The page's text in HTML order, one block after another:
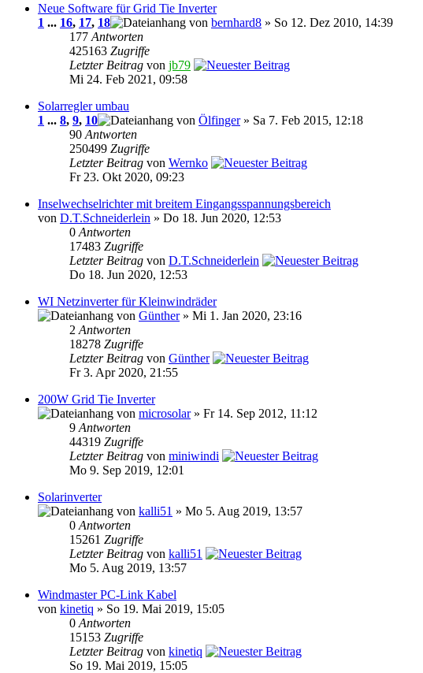
Neue Software für Grid Tie Inverter
1 ... 16, 17, 18 von bernhard8 » So 12. Dez 2010, 14:39
177 Antworten
425163 Zugriffe
Letzter Beitrag von jb79
Mi 24. Feb 2021, 09:58
Solarregler umbau
1 ... 8, 9, 10 von Ölfinger» Sa 7. Feb 2015, 12:18
90 Antworten
250499 Zugriffe
Letzter Beitrag von Wernko
Fr 23. Okt 2020, 09:23
Inselwechselrichter mit breitem Eingangsspannungsbereich
von D.T.Schneiderlein » Do 18. Jun 2020, 12:53
0 Antworten
17483 Zugriffe
Letzter Beitrag von D.T.Schneiderlein
Do 18. Jun 2020, 12:53
WI Netzinverter für Kleinwindräder
von Günther» Mi 1. Jan 2020, 23:16
2 Antworten
18278 Zugriffe
Letzter Beitrag von Günther
Fr 3. Apr 2020, 21:55
200W Grid Tie Inverter
von microsolar» Fr 14. Sep 2012, 11:12
9 Antworten
44319 Zugriffe
Letzter Beitrag von miniwindi
Mo 9. Sep 2019, 12:01
Solarinverter
von kalli51 » Mo 5. Aug 2019, 13:57
0 Antworten
15261 Zugriffe
Letzter Beitrag von kalli51
Mo 5. Aug 2019, 13:57
Windmaster PC-Link Kabel
von kinetiq » So 19. Mai 2019, 15:05
0 Antworten
15153 Zugriffe
Letzter Beitrag von kinetiq
So 19. Mai 2019, 15:05